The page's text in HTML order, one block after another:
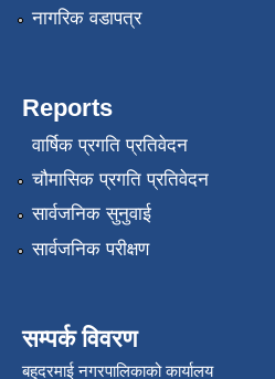
नागरिक वडापत्र
Reports
वार्षिक प्रगति प्रतिवेदन
चौमासिक प्रगति प्रतिवेदन
सार्वजनिक सुनुवाई
सार्वजनिक परीक्षण
सम्पर्क विवरण
बहुदरमाई नगरपालिकाको कार्यालय